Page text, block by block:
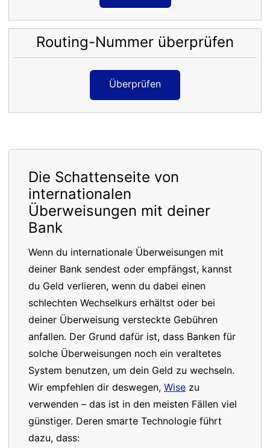
Routing-Nummer überprüfen
Überprüfen
Die Schattenseite von
internationalen
Überweisungen mit deiner
Bank
Wenn du internationale Überweisungen mit
deiner Bank sendest oder empfängst, kannst
du Geld verlieren, wenn du dabei einen
schlechten Wechselkurs erhältst oder bei
deiner Überweisung versteckte Gebühren
anfallen. Der Grund dafür ist, dass Banken für
solche Überweisungen noch ein veraltetes
System benutzen, um dein Geld zu wechseln.
Wir empfehlen dir deswegen, Wise zu
verwenden – das ist in den meisten Fällen viel
günstiger. Deren smarte Technologie führt
dazu, dass: